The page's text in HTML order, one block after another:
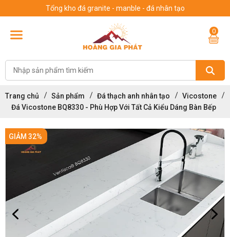
Tổng kho đá granite - manble - đá nhân tạo
0
Trang chủ Sản phẩm Đá thạch anh nhân tạo
Vicostone
Đá Vicostone BQ8330 - Phù Hợp Với Tất Cả Kiểu Dáng Bàn Bếp
GIẢM 32%